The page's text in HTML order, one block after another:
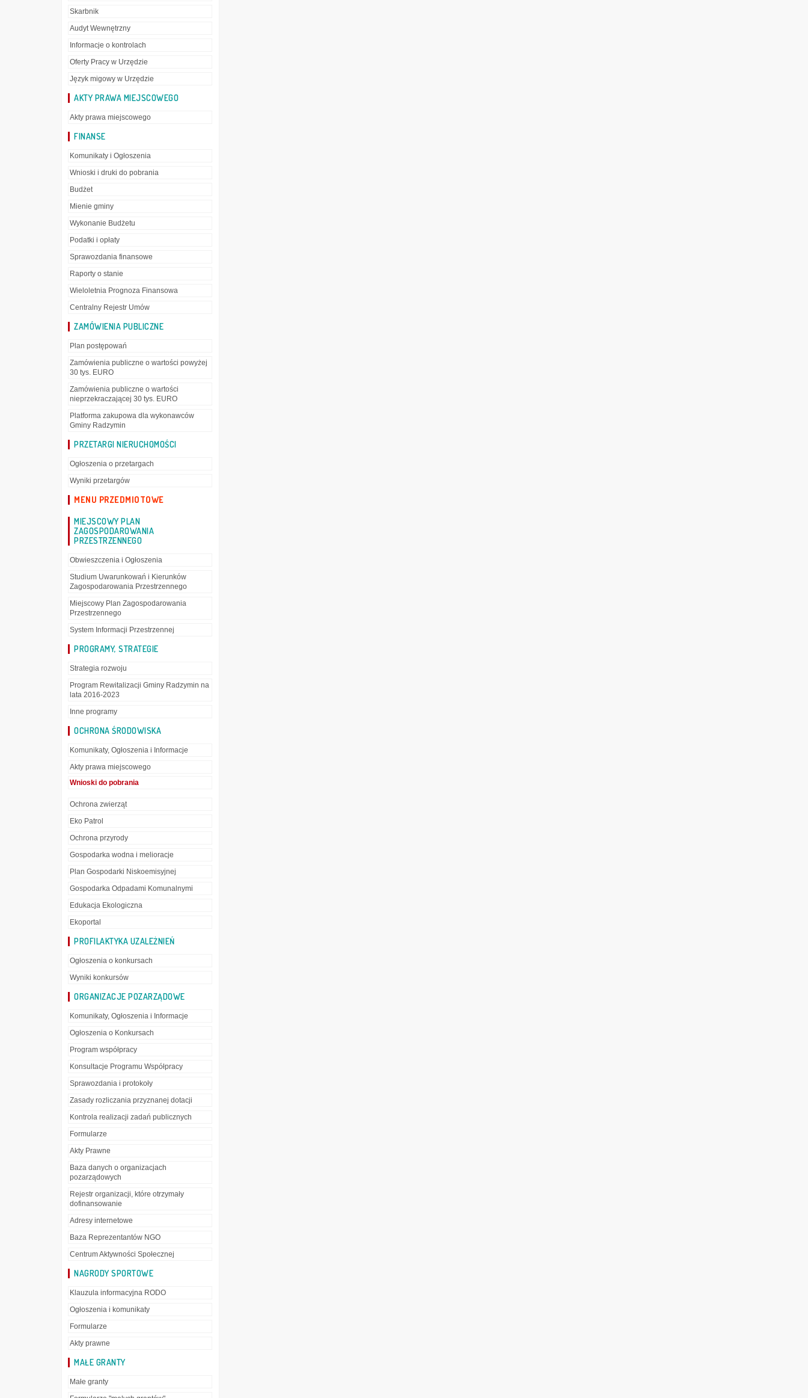
Skarbnik
Audyt Wewnętrzny
Informacje o kontrolach
Oferty Pracy w Urzędzie
Język migowy w Urzędzie
AKTY PRAWA MIEJSCOWEGO
Akty prawa miejscowego
FINANSE
Komunikaty i Ogłoszenia
Wnioski i druki do pobrania
Budżet
Mienie gminy
Wykonanie Budżetu
Podatki i opłaty
Sprawozdania finansowe
Raporty o stanie
Wieloletnia Prognoza Finansowa
Centralny Rejestr Umów
ZAMÓWIENIA PUBLICZNE
Plan postępowań
Zamówienia publiczne o wartości powyżej
30 tys. EURO
Zamówienia publiczne o wartości
nieprzekraczającej 30 tys. EURO
Platforma zakupowa dla wykonawców
Gminy Radzymin
PRZETARGI NIERUCHOMOŚCI
Ogłoszenia o przetargach
Wyniki przetargów
MENU PRZEDMIOTOWE
MIEJSCOWY PLAN
ZAGOSPODAROWANIA
PRZESTRZENNEGO
Obwieszczenia i Ogłoszenia
Studium Uwarunkowań i Kierunków
Zagospodarowania Przestrzennego
Miejscowy Plan Zagospodarowania
Przestrzennego
System Informacji Przestrzennej
PROGRAMY, STRATEGIE
Strategia rozwoju
Program Rewitalizacji Gminy Radzymin na
lata 2016-2023
Inne programy
OCHRONA ŚRODOWISKA
Komunikaty, Ogłoszenia i Informacje
Akty prawa miejscowego
Wnioski do pobrania
Ochrona zwierząt
Eko Patrol
Ochrona przyrody
Gospodarka wodna i melioracje
Plan Gospodarki Niskoemisyjnej
Gospodarka Odpadami Komunalnymi
Edukacja Ekologiczna
Ekoportal
PROFILAKTYKA UZALEŻNIEŃ
Ogłoszenia o konkursach
Wyniki konkursów
ORGANIZACJE POZARZĄDOWE
Komunikaty, Ogłoszenia i Informacje
Ogłoszenia o Konkursach
Program współpracy
Konsultacje Programu Współpracy
Sprawozdania i protokoły
Zasady rozliczania przyznanej dotacji
Kontrola realizacji zadań publicznych
Formularze
Akty Prawne
Baza danych o organizacjach
pozarządowych
Rejestr organizacji, które otrzymały
dofinansowanie
Adresy internetowe
Baza Reprezentantów NGO
Centrum Aktywności Społecznej
NAGRODY SPORTOWE
Klauzula informacyjna RODO
Ogłoszenia i komunikaty
Formularze
Akty prawne
MAŁE GRANTY
Małe granty